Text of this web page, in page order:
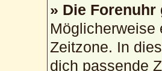
» Die Forenuhr
Möglicherweise
Zeitzone. In
dich passende